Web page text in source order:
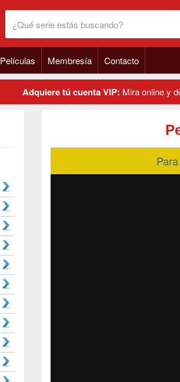
Películas Membresía Contacto
Adquiere tú cuenta VIP: Mira online y